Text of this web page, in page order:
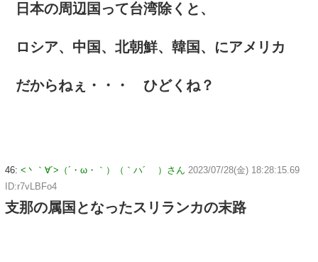
日本の周辺国って台湾除くと、
ロシア、中国、北朝鮮、韓国、にアメリカ
だからねぇ・・・ ひどくね？
46: <丶｀∀´>（´・ω・｀）（｀ハ´ ）さん 2023/07/28(金) 18:28:15.69
ID:r7vLBFo4
支那の属国となったスリランカの末路